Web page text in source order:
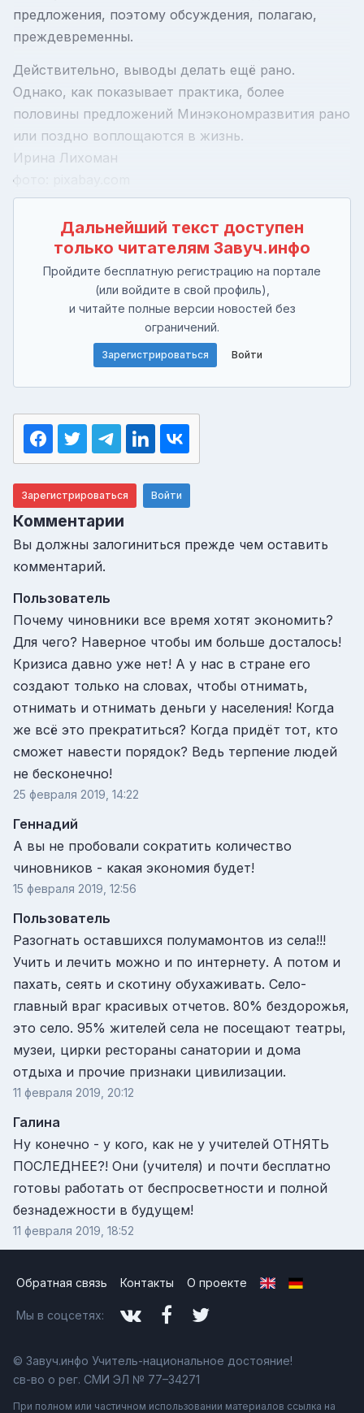
предложения, поэтому обсуждения, полагаю,
преждевременны.
Действительно, выводы делать ещё рано.
Однако, как показывает практика, более
половины предложений Минэкономразвития рано
или поздно воплощаются в жизнь.
Ирина Лихоман
фото: pixabay.com
Дальнейший текст доступен
только читателям Завуч.инфо
Пройдите бесплатную регистрацию на портале
(или войдите в свой профиль),
и читайте полные версии новостей без
ограничений.
Зарегистрироваться Войти
Зарегистрироваться Войти
Комментарии
Вы должны залогиниться прежде чем оставить
комментарий.
Пользователь
Почему чиновники все время хотят экономить?
Для чего? Наверное чтобы им больше досталось!
Кризиса давно уже нет! А у нас в стране его
создают только на словах, чтобы отнимать,
отнимать и отнимать деньги у населения! Когда
же всё это прекратиться? Когда придёт тот, кто
сможет навести порядок? Ведь терпение людей
не бесконечно!
25 февраля 2019, 14:22
Геннадий
А вы не пробовали сократить количество
чиновников - какая экономия будет!
15 февраля 2019, 12:56
Пользователь
Разогнать оставшихся полумамонтов из села!!!
Учить и лечить можно и по интернету. А потом и
пахать, сеять и скотину обухаживать. Село-
главный враг красивых отчетов. 80% бездорожья,
это село. 95% жителей села не посещают театры,
музеи, цирки рестораны санатории и дома
отдыха и прочие признаки цивилизации.
11 февраля 2019, 20:12
Галина
Ну конечно - у кого, как не у учителей ОТНЯТЬ
ПОСЛЕДНЕЕ?! Они (учителя) и почти бесплатно
готовы работать от беспросветности и полной
безнадежности в будущем!
11 февраля 2019, 18:52
Обратная связь Контакты О проекте
Мы в соцсетях:
© Завуч.инфо Учитель-национальное достояние!
св-во о рег. СМИ ЭЛ № 77–34271
При полном или частичном использовании материалов ссылка на